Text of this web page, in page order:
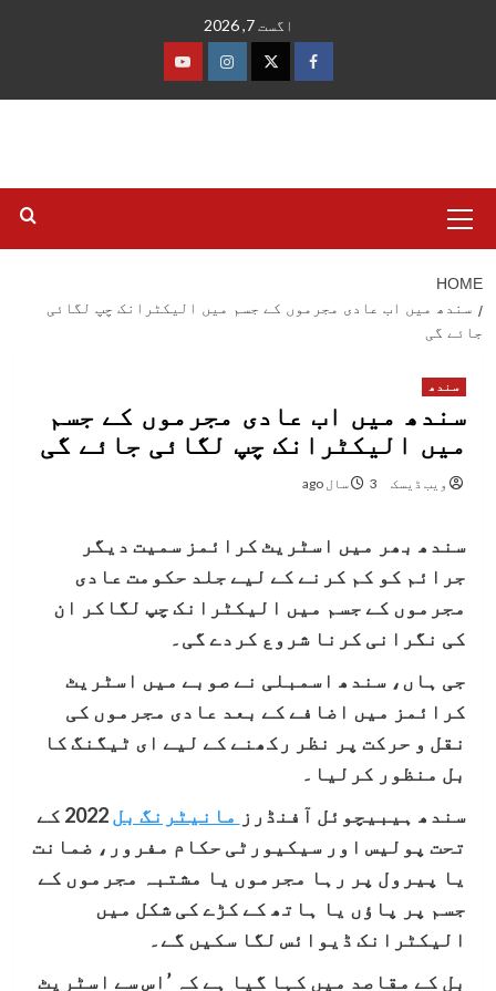
اگست 7, 2026
فیس
ٹوئٹرانسٹاگرام
یوٹیوب
Menu
HOME
سندھ میں اب عادی مجرموں کے جسم میں الیکٹرانک چپ لگائی
جائے گی
سندھ
سندھ میں اب عادی مجرموں کے جسم
میں الیکٹرانک چپ لگائی جائے گی
ویب ڈیسک 3 سال ago
سندھ بھر میں اسٹریٹ کرائمز سمیت دیگر
جرائم کو کم کرنے کے لیے جلد حکومت عادی
مجرموں کے جسم میں الیکٹرانک چپ لگاکر ان
کی نگرانی کرنا شروع کردے گی۔
جی ہاں، سندھ اسمبلی نے صوبے میں اسٹریٹ
کرائمز میں اضافے کے بعد عادی مجرموں کی
نقل و حرکت پر نظر رکھنے کے لیے ای ٹیگنگ کا
بل منظور کرلیا۔
سندھ ہیبیچوئل آفنڈرز مانیٹرنگ بل
2022 کے
تحت پولیس اور سیکیورٹی حکام مفرور، ضمانت
یا پیرول پر رہا مجرموں یا مشتبہ مجرموں کے
جسم پر پاؤں یا ہاتھ کے کڑے کی شکل میں
الیکٹرانک ڈیوائس لگا سکیں گے۔
بل کے مقاصد میں کہا گیا ہے کہ ’اس سے اسٹریٹ